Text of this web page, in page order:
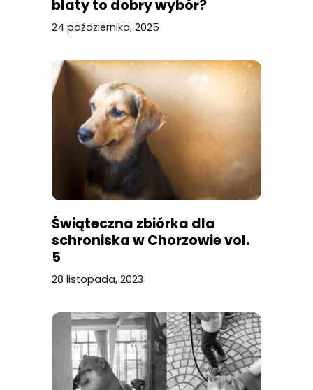
blaty to dobry wybór?
24 października, 2025
Świąteczna zbiórka dla
schroniska w Chorzowie vol.
5
28 listopada, 2023